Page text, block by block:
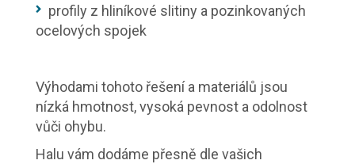
profily z hliníkové slitiny a pozinkovaných
ocelových spojek
Výhodami tohoto řešení a materiálů jsou
nízká hmotnost, vysoká pevnost a odolnost
vůči ohybu.
Halu vám dodáme přesně dle vašich